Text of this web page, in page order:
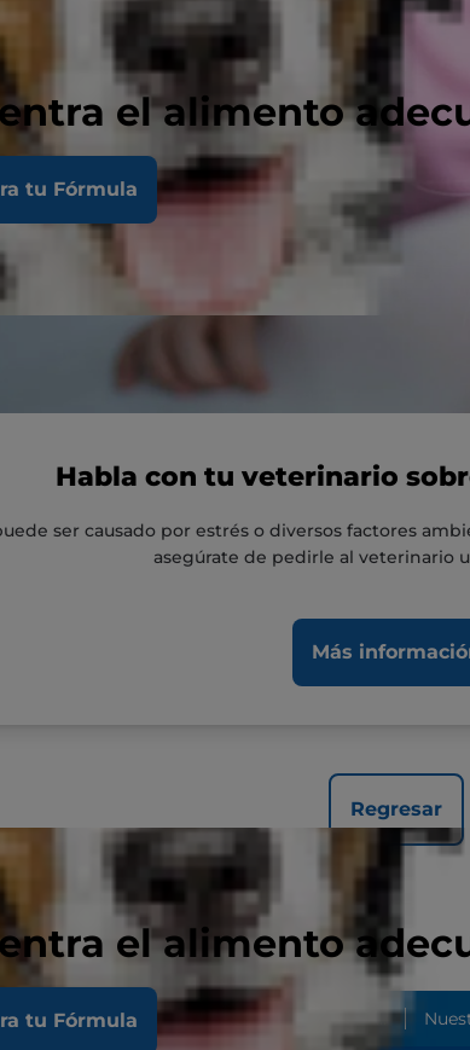
el alimento
tu Fórmula
el alimento
tu Fórmula
Habla con tu veterinario
ser causado por estrés o diversos factores
asegúrate de pedirle al veterinario
Más
Regresar
¿Sabías La Importancia Del Microbioma...